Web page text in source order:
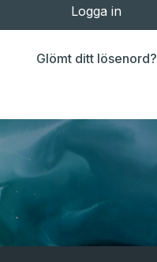
Logga in
Glömt ditt lösenord?